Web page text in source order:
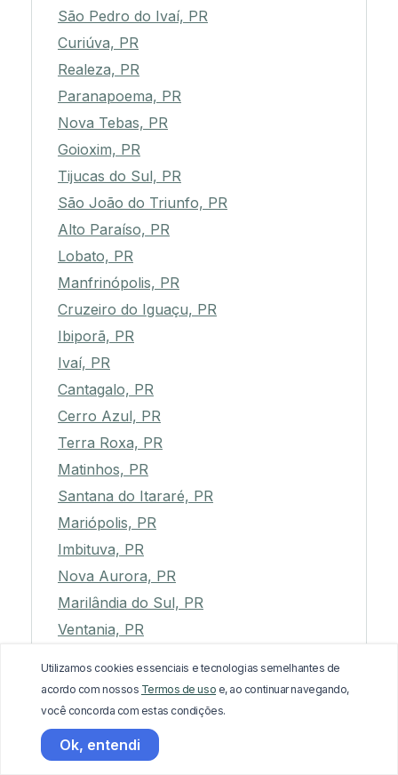
São Pedro do Ivaí, PR
Curiúva, PR
Realeza, PR
Paranapoema, PR
Nova Tebas, PR
Goioxim, PR
Tijucas do Sul, PR
São João do Triunfo, PR
Alto Paraíso, PR
Lobato, PR
Manfrinópolis, PR
Cruzeiro do Iguaçu, PR
Ibiporã, PR
Ivaí, PR
Cantagalo, PR
Cerro Azul, PR
Terra Roxa, PR
Matinhos, PR
Santana do Itararé, PR
Mariópolis, PR
Imbituva, PR
Nova Aurora, PR
Marilândia do Sul, PR
Ventania, PR
Corumbataí do Sul, PR
Alto Piquiri, PR
Jardim Alegre, PR
Guaíra, PR
Utilizamos cookies essenciais e tecnologias semelhantes de
acordo com nossos Termos de uso e, ao continuar navegando,
você concorda com estas condições.
Ok, entendi